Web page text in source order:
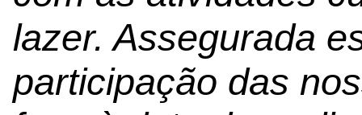
lazer. Assegurada
participação das